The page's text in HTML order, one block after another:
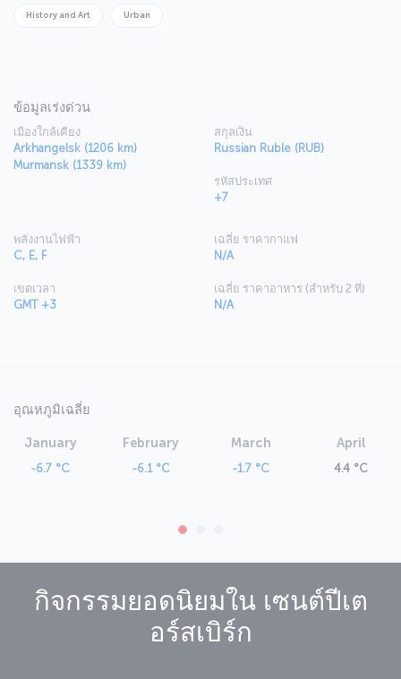
walking the streets is an unforgettable experience, as is taking in
Petersburg
Fly to St. Petersburg, the cultural capital of Russia, with Turkish
Airlines, and embark on a unique cultural and historical journey.
Information on St Petersburg Airport
St Petersburg Pulkovo Airport is approximately 23 kilometers from
region, accommodates millions of passengers annually. Buses and
taxis operate between the airport and the city center; the drive
History and Art Urban
ข้อมูลเร่งด่วน
เมืองใกล้เคียง
Arkhangelsk (1206 km)
Murmansk (1339 km)
สกุลเงิน
Russian Ruble (RUB)
รหัสประเทศ
+7
พลังงานไฟฟ้า
C, E, F
เขตเวลา
GMT +3
เฉลี่ย ราคากาแฟ
N/A
เฉลี่ย ราคาอาหาร (สำหรับ 2 ที่)
N/A
อุณหภูมิเฉลี่ย
January
-6.7 °C
February
-6.1 °C
March
-1.7 °C
April
4.4 °C
กิจกรรมยอดนิยมใน เซนต์ปีเต
อร์สเบิร์ก